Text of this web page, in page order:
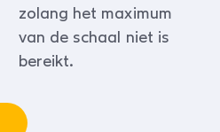
zolang het maximum
van de schaal niet is
bereikt.